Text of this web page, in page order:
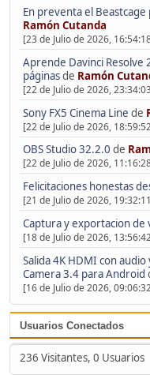
En preventa el Beastcage
Ramón Cutanda
[23 de Julio de 2026,
Aprende Davinci Resolve
páginasde Ramón
[22 de Julio de 2026,
Sony FX5 Cinema Line de
[22 de Julio de 2026,
OBS Studio 32.2.0 de
[22 de Julio de 2026,
Felicitaciones honestas
[21 de Julio de 2026,
Captura y exportacion de
[18 de Julio de 2026,
Salida 4K HDMI con
Camera 3.4 para Android
[16 de Julio de 2026,
Usuarios Conectados
236 Visitantes, 0 Usuarios